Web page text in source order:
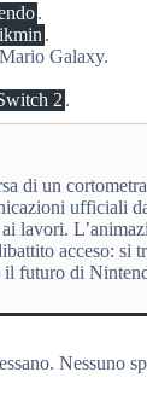
.
.
Galaxy.
2 .
di un
ufficiali
lavori.
acceso:
futuro di
Nessuno